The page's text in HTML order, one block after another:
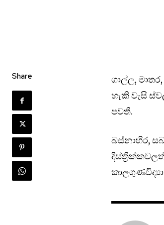
Share
ගාල්ල,
හැකි වැසි
පවතී.
බස්නාහිර,